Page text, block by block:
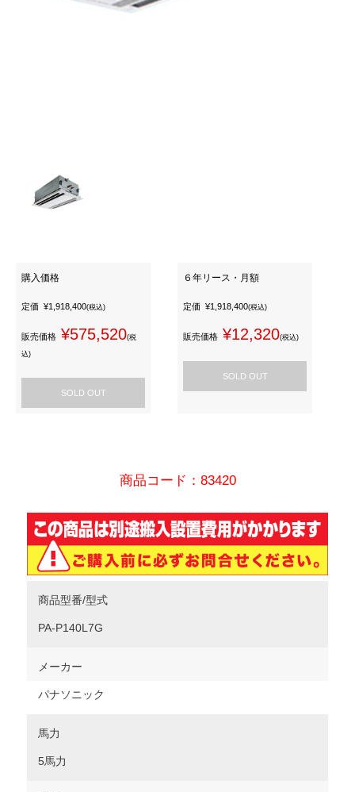
購入価格
定価 ¥1,918,400(税込)
販売価格 ¥575,520(税
込)
SOLD OUT
６年リース・月額
定価 ¥1,918,400(税込)
販売価格 ¥12,320(税込)
SOLD OUT
商品コード：83420
商品型番/型式
PA-P140L7G
メーカー
パナソニック
馬力
5馬力